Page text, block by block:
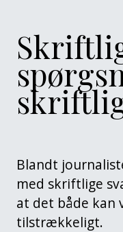
Blandt
med skriftlige
at det både kan
tilstrækkeligt.